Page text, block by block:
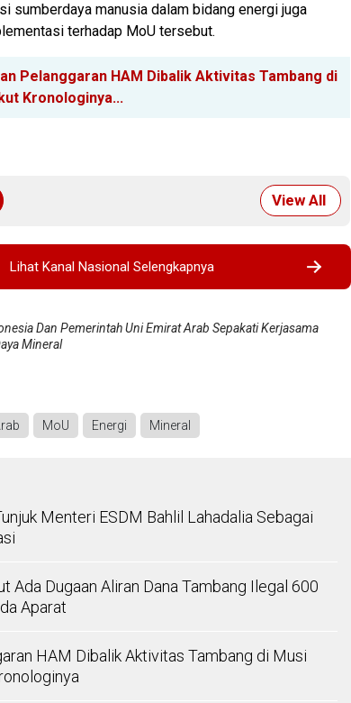
sumberdaya manusia dalam bidang energi juga
terhadap MoU tersebut.
Pelanggaran HAM Dibalik Aktivitas Tambang di
Kronologinya...
View All
Lihat Kanal Nasional Selengkapnya
Dan Pemerintah Uni Emirat Arab Sepakati Kerjasama
Mineral
MoU Energi Mineral
Menteri ESDM Bahlil Lahadalia Sebagai
Ada Dugaan Aliran Dana Tambang Ilegal 600
Aparat
HAM Dibalik Aktivitas Tambang di Musi